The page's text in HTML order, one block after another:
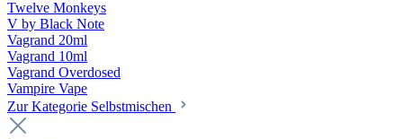
Twelve Monkeys
V by Black Note
Vagrand 20ml
Vagrand 10ml
Vagrand Overdosed
Vampire Vape
Zur Kategorie Selbstmischen